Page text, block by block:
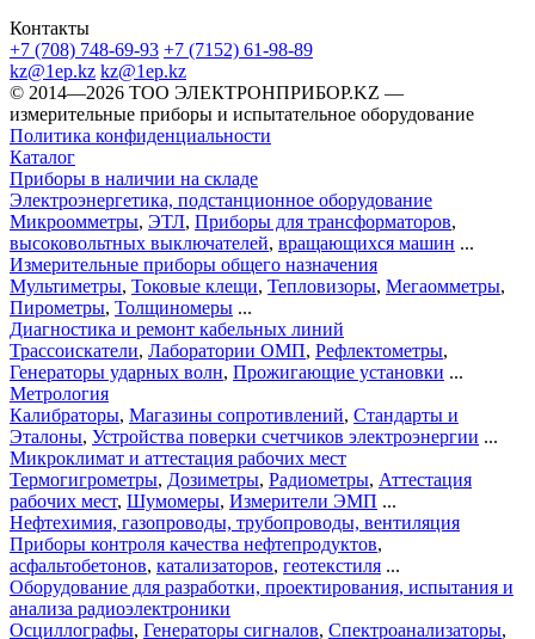
Контакты
+7 (708) 748-69-93 +7 (7152) 61-98-89
kz@1ep.kz kz@1ep.kz
©️ 2014—2026 ТОО ЭЛЕКТРОНПРИБОР.KZ —
измерительные приборы и испытательное оборудование
Политика конфиденциальности
Каталог
Приборы в наличии на складе
Электроэнергетика, подстанционное оборудование
Микроомметры, ЭТЛ, Приборы для трансформаторов,
высоковольтных выключателей, вращающихся машин ...
Измерительные приборы общего назначения
Мультиметры, Токовые клещи, Тепловизоры, Мегаомметры,
Пирометры, Толщиномеры ...
Диагностика и ремонт кабельных линий
Трассоискатели, Лаборатории ОМП, Рефлектометры,
Генераторы ударных волн, Прожигающие установки ...
Метрология
Калибраторы, Магазины сопротивлений, Стандарты и
Эталоны, Устройства поверки счетчиков электроэнергии ...
Микроклимат и аттестация рабочих мест
Термогигрометры, Дозиметры, Радиометры, Аттестация
рабочих мест, Шумомеры, Измерители ЭМП ...
Нефтехимия, газопроводы, трубопроводы, вентиляция
Приборы контроля качества нефтепродуктов,
асфальтобетонов, катализаторов, геотекстиля ...
Оборудование для разработки, проектирования, испытания и
анализа радиоэлектроники
Осциллографы, Генераторы сигналов, Спектроанализаторы,